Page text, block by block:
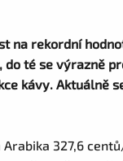
na rekordní
do té se výrazně
kávy. Aktuálně
327,6